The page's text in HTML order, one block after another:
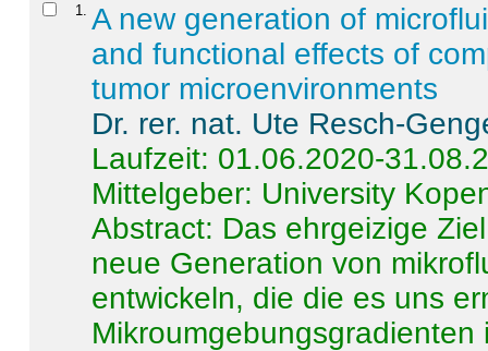
1
A new generation of
and functional effects of
tumor microenvironments
Dr. rer. nat. Ute Resch-
Laufzeit: 01.06.2020-
Mittelgeber: University
Abstract: Das ehrgeizige
neue Generation von
entwickeln, die die es uns
Mikroumgebungsgradienten